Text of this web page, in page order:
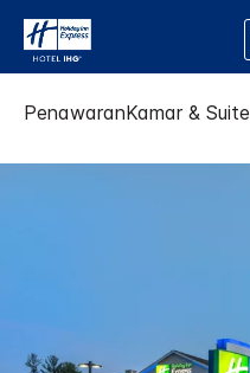
PenawaranKamar & Suite